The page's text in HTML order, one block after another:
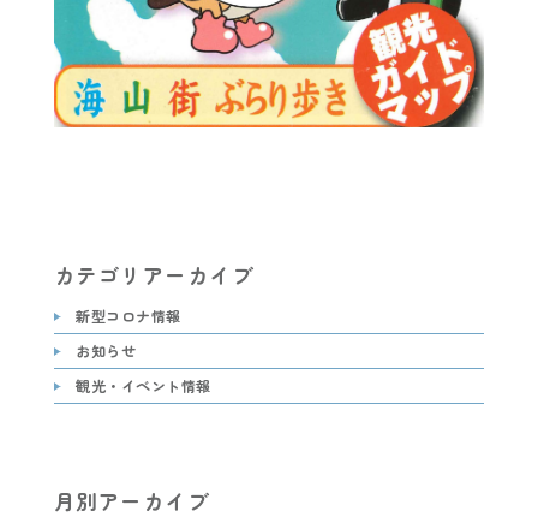
カテゴリアーカイブ
新型コロナ情報
お知らせ
観光・イベント情報
月別アーカイブ